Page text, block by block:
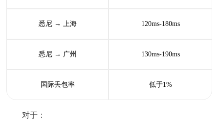
悉尼 → 上海 120ms-180ms
悉尼 → 广州 130ms-190ms
国际丢包率 低于1%
对于：